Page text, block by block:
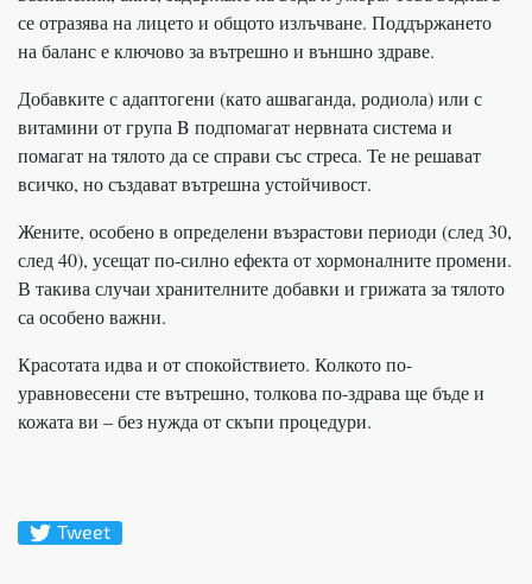
се отразява на лицето и общото излъчване. Поддържането
на баланс е ключово за вътрешно и външно здраве.
Добавките с адаптогени (като ашваганда, родиола) или с
витамини от група B подпомагат нервната система и
помагат на тялото да се справи със стреса. Те не решават
всичко, но създават вътрешна устойчивост.
Жените, особено в определени възрастови периоди (след 30,
след 40), усещат по-силно ефекта от хормоналните промени.
В такива случаи хранителните добавки и грижата за тялото
са особено важни.
Красотата идва и от спокойствието. Колкото по-
уравновесени сте вътрешно, толкова по-здрава ще бъде и
кожата ви – без нужда от скъпи процедури.
Tweet